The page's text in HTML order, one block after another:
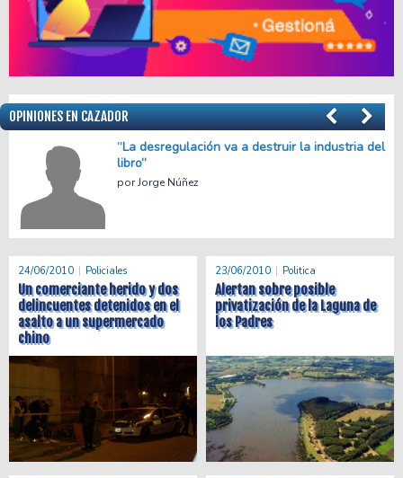
OPINIONES EN CAZADOR
Menos empleo, más precariedad
Facundo Apache Villalba
24/06/2010 Policiales
Un comerciante herido y dos
delincuentes detenidos en el
asalto a un supermercado
chino
23/06/2010 Politica
Alertan sobre posible
privatización de la Laguna de
los Padres